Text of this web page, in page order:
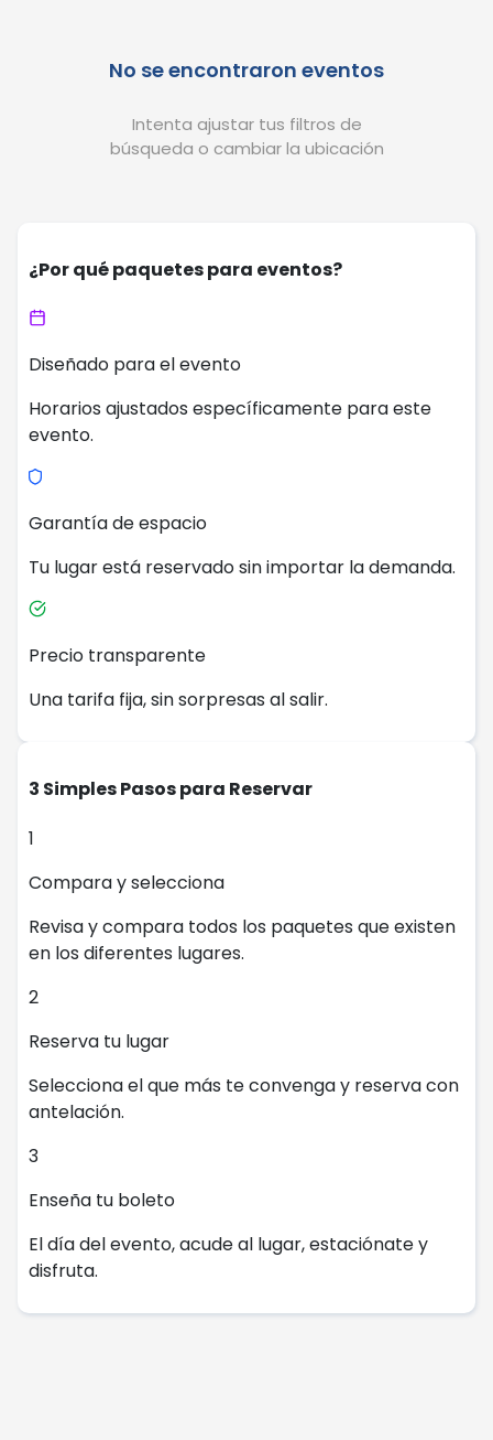
No se encontraron eventos
Intenta ajustar tus filtros de
búsqueda o cambiar la ubicación
¿Por qué paquetes para eventos?
Diseñado para el evento
Horarios ajustados específicamente para este
evento.
Garantía de espacio
Tu lugar está reservado sin importar la demanda.
Precio transparente
Una tarifa fija, sin sorpresas al salir.
3 Simples Pasos para Reservar
1
Compara y selecciona
Revisa y compara todos los paquetes que existen
en los diferentes lugares.
2
Reserva tu lugar
Selecciona el que más te convenga y reserva con
antelación.
3
Enseña tu boleto
El día del evento, acude al lugar, estaciónate y
disfruta.